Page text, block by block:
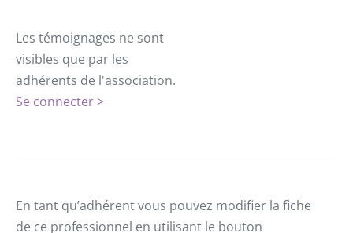
Les témoignages ne sont
visibles que par les
adhérents de l'association.
Se connecter >
En tant qu’adhérent vous pouvez modifier la fiche
de ce professionnel en utilisant le bouton